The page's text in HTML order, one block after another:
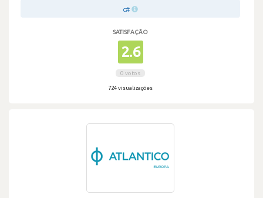
c#
SATISFAÇÃO
2.6
0 votos
724 visualizações